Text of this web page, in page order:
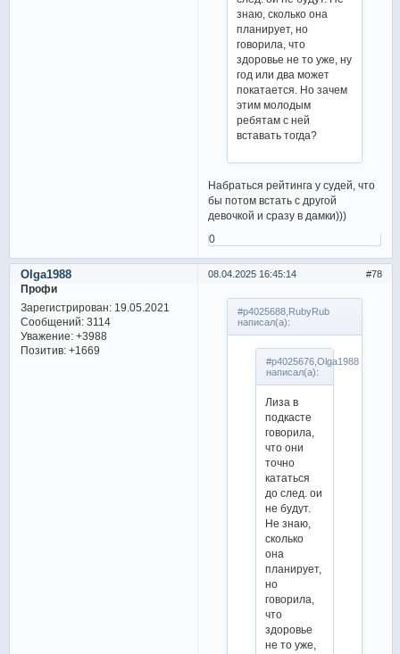
знаю, сколько она
планирует, но
говорила, что
здоровье не то уже, ну
год или два может
покатается. Но зачем
этим молодым
ребятам с ней
вставать тогда?
Набраться рейтинга у судей, что
бы потом встать с другой
девочкой и сразу в дамки)))
0
78
08.04.2025 16:45:14
Olga1988
Профи
Зарегистрирован: 19.05.2021
Сообщений:3114
Уважение: +3988
Позитив: +1669
#p4025688,RubyRub
написал(а):
#p4025676,Olga1988
написал(а):
Лиза в
подкасте
говорила,
что они
точно
кататься
до след. ои
не будут.
Не знаю,
сколько
она
планирует,
но
говорила,
что
здоровье
не то уже,